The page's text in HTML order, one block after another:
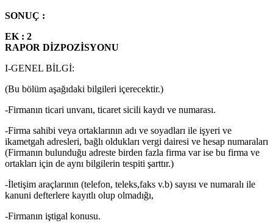
SONUÇ :
EK : 2
RAPOR DİZPOZİSYONU
I-GENEL BİLGİ:
(Bu bölüm aşağıdaki bilgileri içerecektir.)
-Firmanın ticari unvanı, ticaret sicili kaydı ve numarası.
-Firma sahibi veya ortaklarının adı ve soyadları ile işyeri ve
ikametgah adresleri, bağlı oldukları vergi dairesi ve hesap numaraları
(Firmanın bulunduğu adreste birden fazla firma var ise bu firma ve
ortakları için de aynı bilgilerin tespiti şarttır.)
-İletişim araçlarının (telefon, teleks,faks v.b) sayısı ve numaralı ile
kanuni defterlere kayıtlı olup olmadığı,
-Firmanın iştigal konusu.